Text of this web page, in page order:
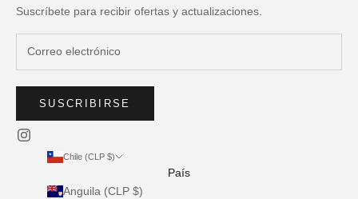
Suscríbete para recibir ofertas y actualizaciones.
SUSCRIBIRSE
Chile (CLP $)
País
Anguila (CLP $)